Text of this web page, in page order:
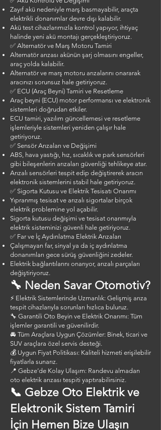
Zayıf akü nedeniyle marş basmayabilir, araçta
elektrikli donanımlar devre dışı kalabilir.
Akü test cihazlarımızla kontrol yapıyor, ihtiyaç
halinde yeni akü montajı gerçekleştiriyoruz.
✅ Alternatör ve Marş Motoru Tamiri
Alternatör arızası akünün şarj olmasını engeller,
araç yolda kalabilir.
Alternatör ve marş motoru arızalarını onararak
aracınızı sorunsuz hale getiriyoruz.
✅ ECU (Araç Beyni) Tamiri ve Resetleme
Araç beyni (ECU) motor performansı ve elektronik
sistemleri doğrudan etkiler.
ECU tamiri, yazılım güncellemesi ve resetleme
işlemleriyle sistemleri yeniden çalışır hale
getiriyoruz.
✅ Sensör Arızaları ve Değişimi
ABS, hava yastığı, hız, sıcaklık ve park sensörleri
gibi bileşenlerin arızaları güvenliği tehlikeye atar.
Arızalı sensörleri tespit edip değiştirerek aracın
elektronik sistemlerini stabil hale getiriyoruz.
✅ Sigorta Kutusu ve Elektrik Tesisatı Onarımı
Yıpranmış tesisat ve arızalı sigortalar birçok
elektrik problemine yol açabilir.
Sigorta kutusu değişimi ve tesisat onarımıyla
elektrik sisteminizi güvenli hale getiriyoruz.
✅ Far ve İç Aydınlatma Elektrik Arızaları
Çalışmayan far, sinyal ya da iç aydınlatma
donanımları gece sürüş güvenliğini zedeler.
Elektrik bağlantılarını onarıyor, arızalı parçaları
değiştiriyoruz.
🔧 Neden Savar Otomotiv?
⚡ Elektrik Sistemlerinde Uzmanlık: Gelişmiş arıza
tespit cihazlarıyla sorunları hızlıca buluruz.
🔧 Garantili Oto Beyin ve Elektrik Onarımı: Tüm
işlemler garantili ve güvenilirdir.
🚘 Tüm Araçlara Uygun Çözümler: Binek, ticari ve
SUV araçlara özel servis desteği.
💰 Uygun Fiyat Politikası: Kaliteli hizmeti erişilebilir
fiyatlarla sunarız.
📍 Gebze’de Kolay Ulaşım: Randevu almadan
oto elektrik arızası tespiti yaptırabilirsiniz.
📞 Gebze Oto Elektrik ve
Elektronik Sistem Tamiri
İçin Hemen Bize Ulaşın